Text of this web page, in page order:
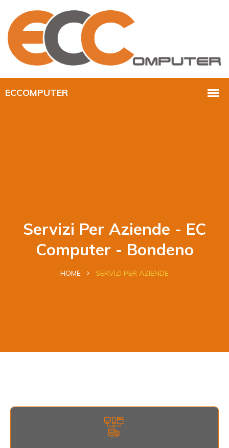
Servizi Per Aziende - EC
Computer - Bondeno
HOME SERVIZI PER AZIENDE
Vendita, Assistenza Tecnica e